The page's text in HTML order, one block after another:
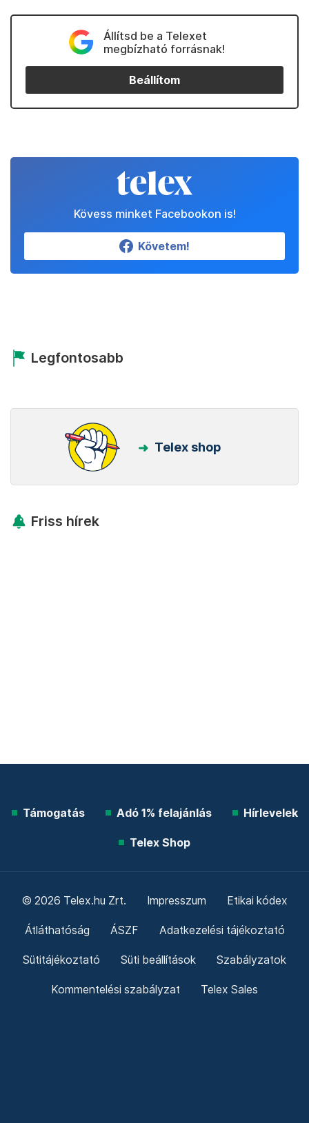
Állítsd be a Telexet
megbízható forrásnak!
Beállítom
Kövess minket Facebookon is!
Követem!
Legfontosabb
Telex shop
Friss hírek
Támogatás Adó 1% felajánlás Hírlevelek
Telex Shop
© 2026 Telex.hu Zrt. Impresszum Etikai kódex
Átláthatóság ÁSZF Adatkezelési tájékoztató
Sütitájékoztató Süti beállítások Szabályzatok
Kommentelési szabályzat Telex Sales